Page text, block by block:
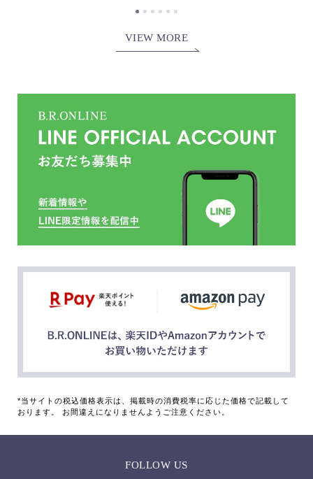
VIEW MORE
*当サイトの税込価格表示は、掲載時の消費税率に応じた価格で記載して
おります。 お間違えになりませんようご注意ください。
FOLLOW US